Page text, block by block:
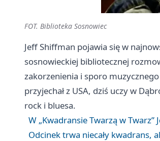
FOT. Biblioteka Sosnowiec
Jeff Shiffman pojawia się w
sosnowieckiej bibliotecznej
zakorzenienia i sporo
przyjechał z USA, dziś uczy w
rock i bluesa.
W „Kwadransie Twarzą w
Odcinek trwa niecały kwadrans,